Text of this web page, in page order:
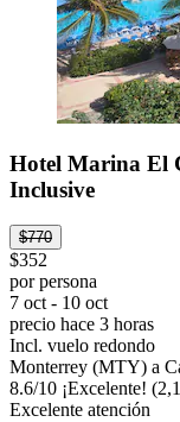
Hotel Marina El
Inclusive
$770
$352
por persona
7 oct - 10 oct
precio hace 3 horas
Incl. vuelo redondo
Monterrey (MTY) a
8.6/10 ¡Excelente!
Excelente atención